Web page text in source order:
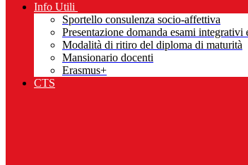
Info Utili
Sportello consulenza socio-affettiva
Presentazione domanda esami integrativi
Modalità di ritiro del diploma di maturità
Mansionario docenti
Erasmus+
CTS